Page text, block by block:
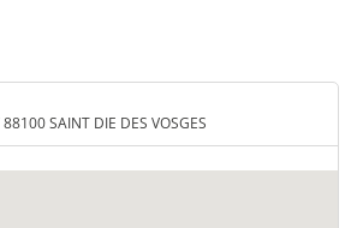
SAINT DIE DES VOSGES